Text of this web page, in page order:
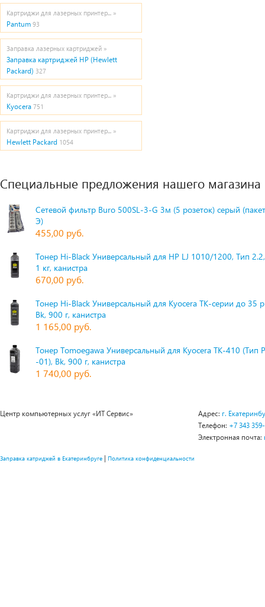
Картриджи для лазерных принтер... »
Pantum 93
Заправка лазерных картриджей »
Заправка картриджей HP (Hewlett
Packard) 327
Картриджи для лазерных принтер... »
Kyocera 751
Картриджи для лазерных принтер... »
Hewlett Packard 1054
Специальные предложения нашего магазина
Сетевой фильтр Buro 500SL-3-G 3м (5 розеток) серый
Э)
455,00 руб.
Тонер Hi-Black Универсальный для HP LJ 1010/1200, Тип
1 кг, канистра
670,00 руб.
Тонер Hi-Black Универсальный для Kyocera TK-серии до 35
Bk, 900 г, канистра
1 165,00 руб.
Тонер Tomoegawa Универсальный для Kyocera TK-410 (Тип
-01), Bk, 900 г, канистра
1 740,00 руб.
Центр компьютерных услуг «ИТ Сервис» Адрес: г.
Телефон: +7 343
Электронная почта:
Заправка катриджей в Екатеринбруге | Политика конфиденциальности